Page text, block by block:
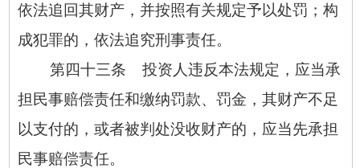
依法追回其财产，并按照有关规定予以处罚；构
成犯罪的，依法追究刑事责任。
第四十三条 投资人违反本法规定，应当承
担民事赔偿责任和缴纳罚款、罚金，其财产不足
以支付的，或者被判处没收财产的，应当先承担
民事赔偿责任。